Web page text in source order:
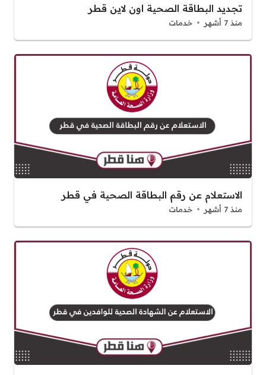
تجديد البطاقة الصحية اون لاين قطر
منذ 7 أشهر خدمات
الاستعلام عن رقم البطاقة الصحية في قطر
منذ 7 أشهر خدمات